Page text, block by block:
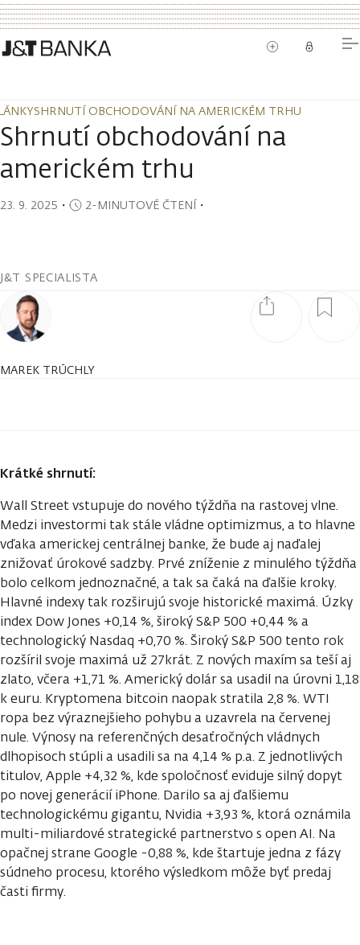
SHRNUTÍ OBCHODOVÁNÍ NA AMERICKÉM TRHU
SHRNUTÍ OBCHODOVÁNÍ NA AMERICKÉM TRHU
Shrnutí obchodování na
americkém trhu
23. 9. 2025 ・ 2-MINUTOVÉ ČTENÍ・
J&T SPECIALISTA
MAREK TRÚCHLY
Krátké shrnutí:
Wall Street vstupuje do nového týždňa na rastovej vlne.
Medzi investormi tak stále vládne optimizmus, a to hlavne
vďaka americkej centrálnej banke, že bude aj naďalej
znižovať úrokové sadzby. Prvé zníženie z minulého týždňa
bolo celkom jednoznačné, a tak sa čaká na ďalšie kroky.
Hlavné indexy tak rozširujú svoje historické maximá. Úzky
index Dow Jones +0,14 %, široký S&P 500 +0,44 % a
technologický Nasdaq +0,70 %. Široký S&P 500 tento rok
rozšíril svoje maximá už 27krát. Z nových maxím sa teší aj
zlato, včera +1,71 %. Americký dolár sa usadil na úrovni 1,18
k euru. Kryptomena bitcoin naopak stratila 2,8 %. WTI
ropa bez výraznejšieho pohybu a uzavrela na červenej
nule. Výnosy na referenčných desaťročných vládnych
dlhopisoch stúpli a usadili sa na 4,14 % p.a. Z jednotlivých
titulov, Apple +4,32 %, kde spoločnosť eviduje silný dopyt
po novej generácií iPhone. Darilo sa aj ďalšiemu
technologickému gigantu, Nvidia +3,93 %, ktorá oznámila
multi-miliardové strategické partnerstvo s open AI. Na
opačnej strane Google -0,88 %, kde štartuje jedna z fázy
súdneho procesu, ktorého výsledkom môže byť predaj
časti firmy.